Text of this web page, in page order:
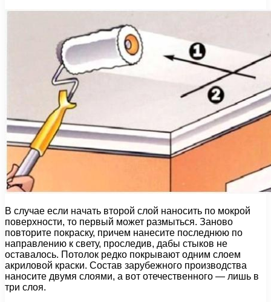
В случае если начать второй слой наносить по мокрой
поверхности, то первый может размыться. Заново
повторите покраску, причем нанесите последнюю по
направлению к свету, проследив, дабы стыков не
оставалось. Потолок редко покрывают одним слоем
акриловой краски. Состав зарубежного производства
наносите двумя слоями, а вот отечественного — лишь в
три слоя.